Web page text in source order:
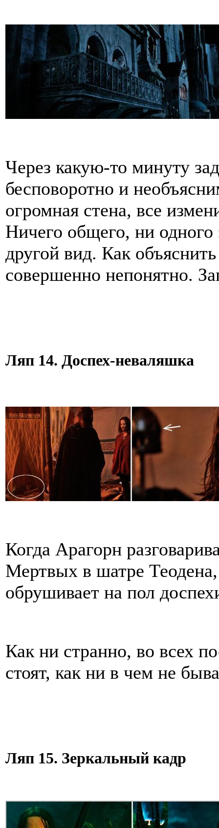
Через какую-то минуту
бесповоротно и
огромная стена, все
Ничего общего, ни
другой вид. Как
совершенно непонятно.
Ляп 14. Доспех-неваляшка
Когда Арагорн
Мертвых в шатре
обрушивает на пол
Как ни странно, во всех
стоят, как ни в чем не
Ляп 15. Зеркальный кадр